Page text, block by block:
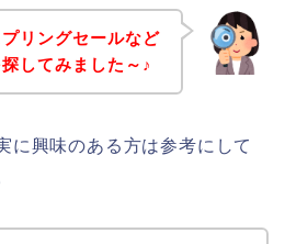
リングセールなど
してみました～♪
に興味のある方は参考にして